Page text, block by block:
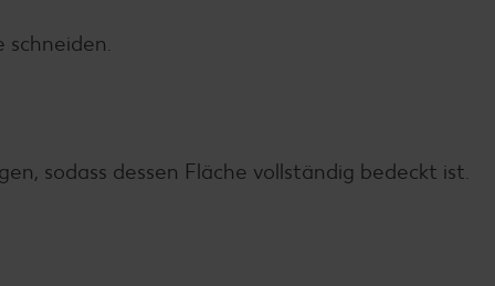
schneiden.
sodass dessen Fläche vollständig bedeckt ist.